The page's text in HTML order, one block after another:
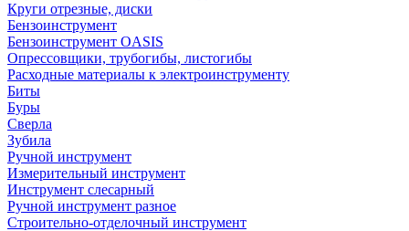
Круги отрезные, диски
Бензоинструмент
Бензоинструмент OASIS
Опрессовщики, трубогибы, листогибы
Расходные материалы к электроинструменту
Биты
Буры
Сверла
Зубила
Ручной инструмент
Измерительный инструмент
Инструмент слесарный
Ручной инструмент разное
Строительно-отделочный инструмент